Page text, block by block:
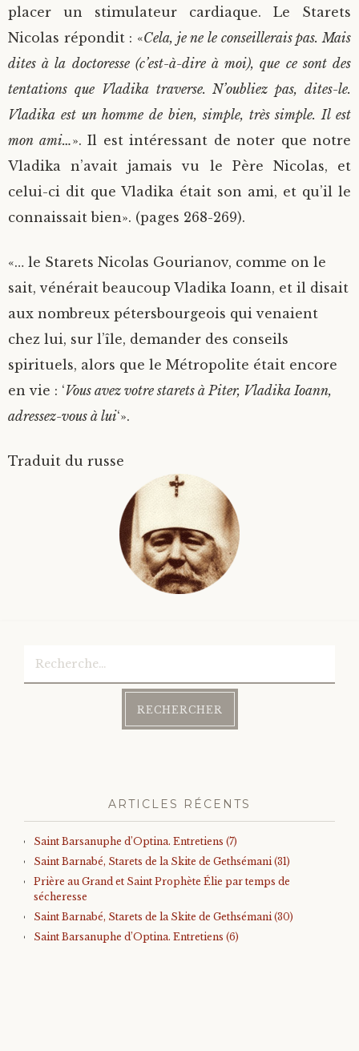
placer un stimulateur cardiaque. Le Starets
Nicolas répondit : «Cela, je ne le conseillerais pas. Mais
dites à la doctoresse (c’est-à-dire à moi), que ce sont des
tentations que Vladika traverse. N’oubliez pas, dites-le.
Vladika est un homme de bien, simple, très simple. Il est
mon ami…». Il est intéressant de noter que notre
Vladika n’avait jamais vu le Père Nicolas, et
celui-ci dit que Vladika était son ami, et qu’il le
connaissait bien». (pages 268-269).
«… le Starets Nicolas Gourianov, comme on le
sait, vénérait beaucoup Vladika Ioann, et il disait
aux nombreux pétersbourgeois qui venaient
chez lui, sur l’île, demander des conseils
spirituels, alors que le Métropolite était encore
en vie : ‘Vous avez votre starets à Piter, Vladika Ioann,
adressez-vous à lui‘».
Traduit du russe
ARTICLES RÉCENTS
Saint Barsanuphe d’Optina. Entretiens (7)
Saint Barnabé, Starets de la Skite de Gethsémani (31)
Prière au Grand et Saint Prophète Élie par temps de
sécheresse
Saint Barnabé, Starets de la Skite de Gethsémani (30)
Saint Barsanuphe d’Optina. Entretiens (6)